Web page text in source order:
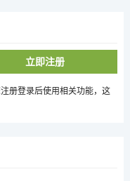
立即注册
册登录后使用相关功能，这